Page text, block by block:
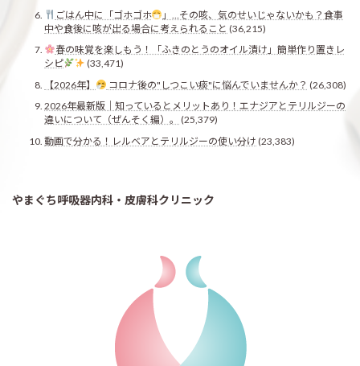
ごはん中に「ゴホゴホ
」…その咳、気のせいじゃないかも？食事
中や食後に咳が出る場合に考えられること (36,215)
春の味覚を楽しもう！「ふきのとうのオイル漬け」簡単作り置きレ
シピ
(33,471)
【2026年】
コロナ後の"しつこい痰"に悩んでいませんか？ (26,308)
2026年最新版｜知っているとメリットあり！エナジアとテリルジーの
違いについて（ぜんそく編）。
(25,379)
動画で分かる！レルベアとテリルジーの使い分け (23,383)
やまぐち呼吸器内科・皮膚科クリニック